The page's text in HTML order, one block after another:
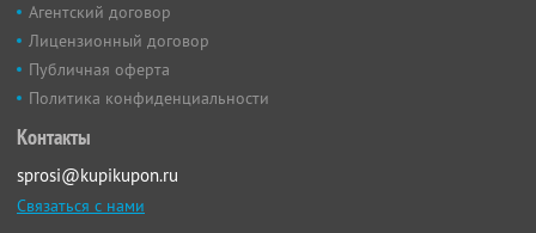
Агентский договор
Лицензионный договор
Публичная оферта
Политика конфиденциальности
Контакты
sprosi@kupikupon.ru
Связаться с нами